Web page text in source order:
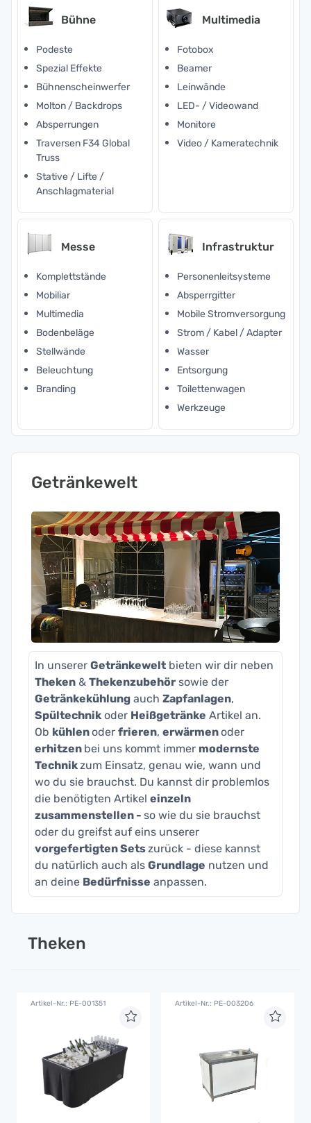
Bühne
Podeste
Spezial Effekte
Bühnenscheinwerfer
Molton / Backdrops
Absperrungen
Traversen F34 Global
Truss
Stative / Lifte /
Anschlagmaterial
Multimedia
Fotobox
Beamer
Leinwände
LED- / Videowand
Monitore
Video / Kameratechnik
Messe
Komplettstände
Mobiliar
Multimedia
Bodenbeläge
Stellwände
Beleuchtung
Branding
Infrastruktur
Personenleitsysteme
Absperrgitter
Mobile Stromversorgung
Strom / Kabel / Adapter
Wasser
Entsorgung
Toilettenwagen
Werkzeuge
Getränkewelt
In unserer Getränkewelt bieten wir dir neben
Theken & Thekenzubehör sowie der
Getränkekühlung auch Zapfanlagen,
Spültechnik oder Heißgetränke Artikel an.
Ob kühlenoder frieren, erwärmenoder
erhitzen bei uns kommt immer modernste
Technikzum Einsatz, genau wie, wann und
wo du sie brauchst. Du kannst dir problemlos
die benötigten Artikel einzeln
zusammenstellen - so wie du sie brauchst
oder du greifst auf eins unserer
vorgefertigten Setszurück - diese kannst
du natürlich auch als Grundlage nutzen und
an deine Bedürfnisse anpassen.
Theken
Artikel-Nr.: PE-001351 Artikel-Nr.: PE-003206